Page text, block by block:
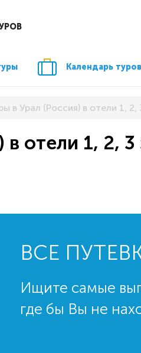
Календарь туров
в Урал (Россия) в отели 1, 2,
отели 1, 2, 3
ВСЕ
Ищите самые
где бы Вы не